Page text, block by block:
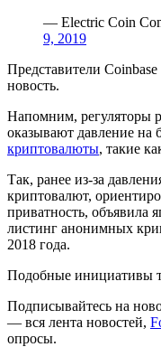
— Electric Coin
9, 2019
Представители
новость.
Напомним, регуляторы
оказывают давление
криптовалюты, такие
Так, ранее из-за
криптовалют,
приватность, объявила
листинг анонимных
2018 года.
Подобные инициативы
Подписывайтесь на
— вся лента новостей,
опросы.